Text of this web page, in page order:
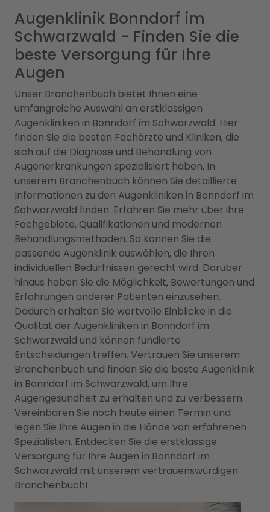
Augenklinik Bonndorf im
Schwarzwald - Finden Sie die
beste Versorgung für Ihre
Augen
Unser Branchenbuch bietet Ihnen eine
umfangreiche Auswahl an erstklassigen
Augenkliniken in Bonndorf im Schwarzwald. Hier
finden Sie die besten Fachärzte und Kliniken, die
sich auf die Diagnose und Behandlung von
Augenerkrankungen spezialisiert haben. In
unserem Branchenbuch können Sie detaillierte
Informationen zu den Augenkliniken in Bonndorf im
Schwarzwald finden. Erfahren Sie mehr über ihre
Fachgebiete, Qualifikationen und modernen
Behandlungsmethoden. So können Sie die
passende Augenklinik auswählen, die Ihren
individuellen Bedürfnissen gerecht wird. Darüber
hinaus haben Sie die Möglichkeit, Bewertungen und
Erfahrungen anderer Patienten einzusehen.
Dadurch erhalten Sie wertvolle Einblicke in die
Qualität der Augenkliniken in Bonndorf im
Schwarzwald und können fundierte
Entscheidungen treffen. Vertrauen Sie unserem
Branchenbuch und finden Sie die beste Augenklinik
in Bonndorf im Schwarzwald, um Ihre
Augengesundheit zu erhalten und zu verbessern.
Vereinbaren Sie noch heute einen Termin und
legen Sie Ihre Augen in die Hände von erfahrenen
Spezialisten. Entdecken Sie die erstklassige
Versorgung für Ihre Augen in Bonndorf im
Schwarzwald mit unserem vertrauenswürdigen
Branchenbuch!